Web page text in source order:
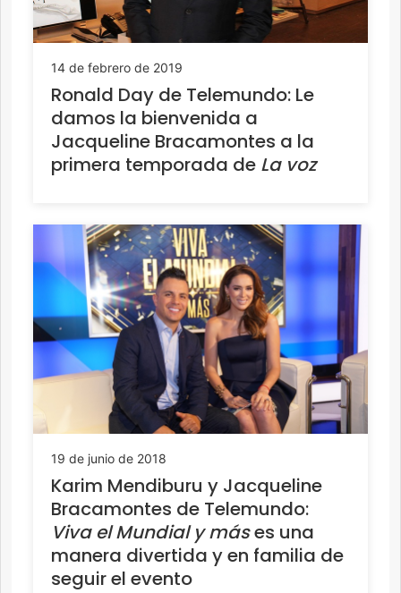
14 de febrero de 2019
Ronald Day de Telemundo: Le
damos la bienvenida a
Jacqueline Bracamontes a la
primera temporada de La voz
19 de junio de 2018
Karim Mendiburu y Jacqueline
Bracamontes de Telemundo:
Viva el Mundial y máses una
manera divertida y en familia de
seguir el evento